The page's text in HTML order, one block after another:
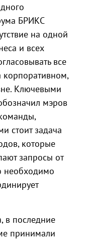
БРИКС
на одной
и всех
все
корпоративном,
Ключевыми
мэров
стоит задача
которые
запросы от
необходимо
в последние
принимали